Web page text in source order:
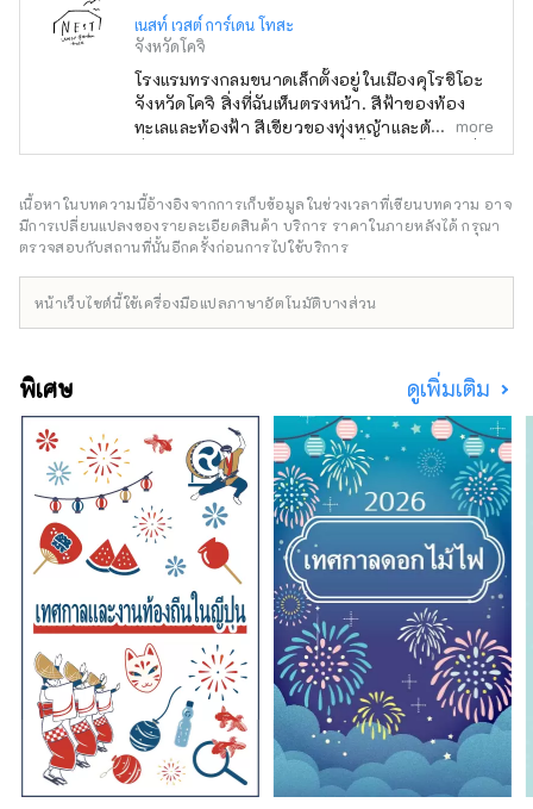
เนสท์ เวสต์ การ์เดน โทสะ
จังหวัดโคจิ
โรงแรมทรงกลมขนาดเล็กตั้งอยู่ในเมืองคุโรชิโอะ
จังหวัดโคจิ สิ่งที่ฉันเห็นตรงหน้า. สีฟ้าของท้อง
ทะเลและท้องฟ้า สีเขียวของทุ่งหญ้าและต้นสน สิ่ง
ที่คุณสามารถได้ยินได้หากคุณตั้งใจฟัง เสียงคลื่น
ธรรมชาติอย่างที่มันเป็น ที่เนสท์ เวสท์ การ์เดน
โทสะ เวลาที่ไม่อาจทดแทนได้ในการใช้เวลากับ
คนที่คุณรัก
more
เนื้อหาในบทความนี้อ้างอิงจากการเก็บข้อมูลในช่วงเวลาที่เขียนบทความ อาจ
มีการเปลี่ยนแปลงของรายละเอียดสินค้า บริการ ราคาในภายหลังได้ กรุณา
ตรวจสอบกับสถานที่นั้นอีกครั้งก่อนการไปใช้บริการ
หน้าเว็บไซต์นี้ใช้เครื่องมือแปลภาษาอัตโนมัติบางส่วน
พิเศษ ดูเพิ่มเติม